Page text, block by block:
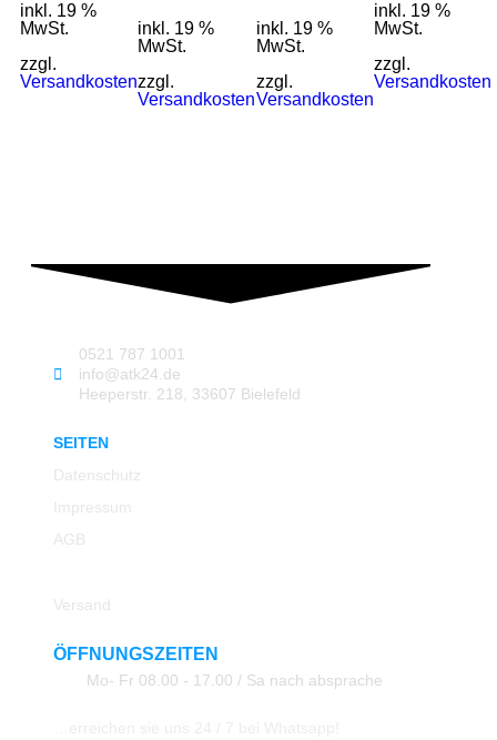
inkl. 19 %
MwSt.
zzgl.
Versandkosten
inkl. 19 %
MwSt.
zzgl.
Versandkosten
inkl. 19 %
MwSt.
zzgl.
Versandkosten
inkl. 19 %
MwSt.
zzgl.
Versandkosten
0521 787 1001
info@atk24.de
Heeperstr. 218, 33607 Bielefeld
SEITEN
Datenschutz
Impressum
AGB
Versand
ÖFFNUNGSZEITEN
Mo- Fr 08.00 - 17.00 / Sa nach absprache